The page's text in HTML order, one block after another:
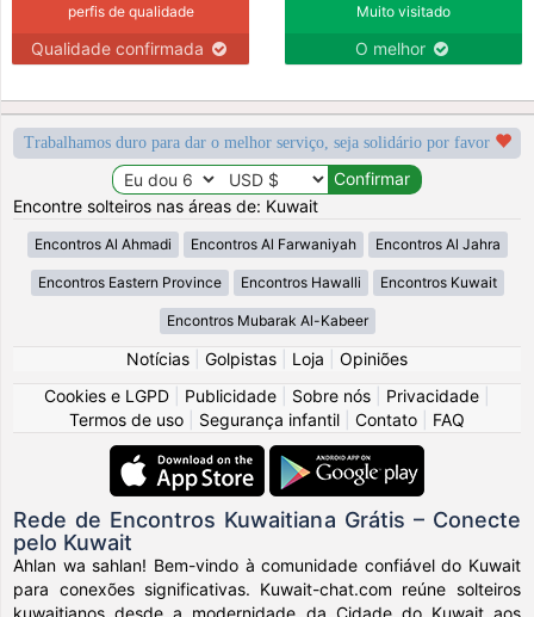
perfis de qualidade
Qualidade confirmada
Muito visitado
O melhor
Trabalhamos duro para dar o melhor serviço, seja solidário por favor
Encontre solteiros nas áreas de: Kuwait
Encontros Al Ahmadi Encontros Al Farwaniyah Encontros Al Jahra
Encontros Eastern Province Encontros Hawalli Encontros Kuwait
Encontros Mubarak Al-Kabeer
Notícias Golpistas Loja
Opiniões
Cookies e LGPD
Publicidade Sobre nós Privacidade
Termos de uso
Segurança infantil Contato FAQ
Rede de Encontros Kuwaitiana Grátis – Conecte
pelo Kuwait
Ahlan wa sahlan! Bem-vindo à comunidade confiável do Kuwait
para conexões significativas. Kuwait-chat.com reúne solteiros
kuwaitianos desde a modernidade da Cidade do Kuwait aos